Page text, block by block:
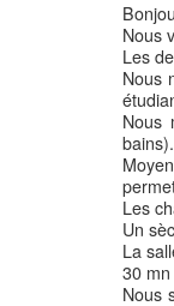
Nous
Les
Nous
Nous
bains).
Les
Un
La
30
Nous